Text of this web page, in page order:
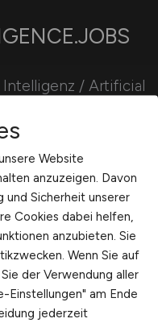
/ Artificial
Website
anzuzeigen. Davon
und Sicherheit unserer
Cookies dabei helfen,
anzubieten. Sie
Wenn Sie auf
der Verwendung aller
Einstellungen" am Ende
jederzeit